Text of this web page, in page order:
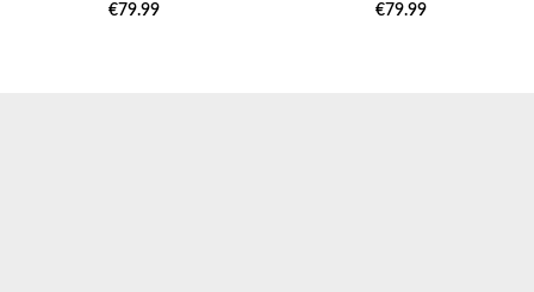
€79.99 €79.99